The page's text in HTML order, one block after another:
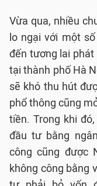
Vừa qua, nhiều
lo ngại với một
đến tương lai
tại thành phố Hà
sẽ khó thu hút
phổ thông cũng
tiền. Trong khi
đầu tư bằng
công cũng được
không công bằng